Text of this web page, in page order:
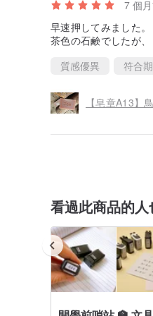
7 個
早速押してみました。
茶色の石鹸でしたが、
質感優異
符合
【皂章A13】
看過此商品的人